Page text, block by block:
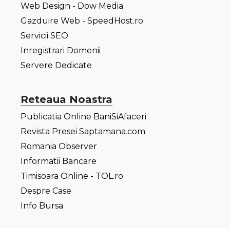
Web Design - Dow Media
Gazduire Web - SpeedHost.ro
Servicii SEO
Inregistrari Domenii
Servere Dedicate
Reteaua Noastra
Publicatia Online BaniSiAfaceri
Revista Presei Saptamana.com
Romania Observer
Informatii Bancare
Timisoara Online - TOL.ro
Despre Case
Info Bursa